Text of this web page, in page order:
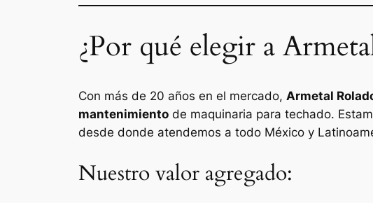
¿Por qué elegir a
Con más de 20 años en el mercado, Armetal
mantenimiento de maquinaria para techado.
desde donde atendemos a todo México y
Nuestro valor agregado: